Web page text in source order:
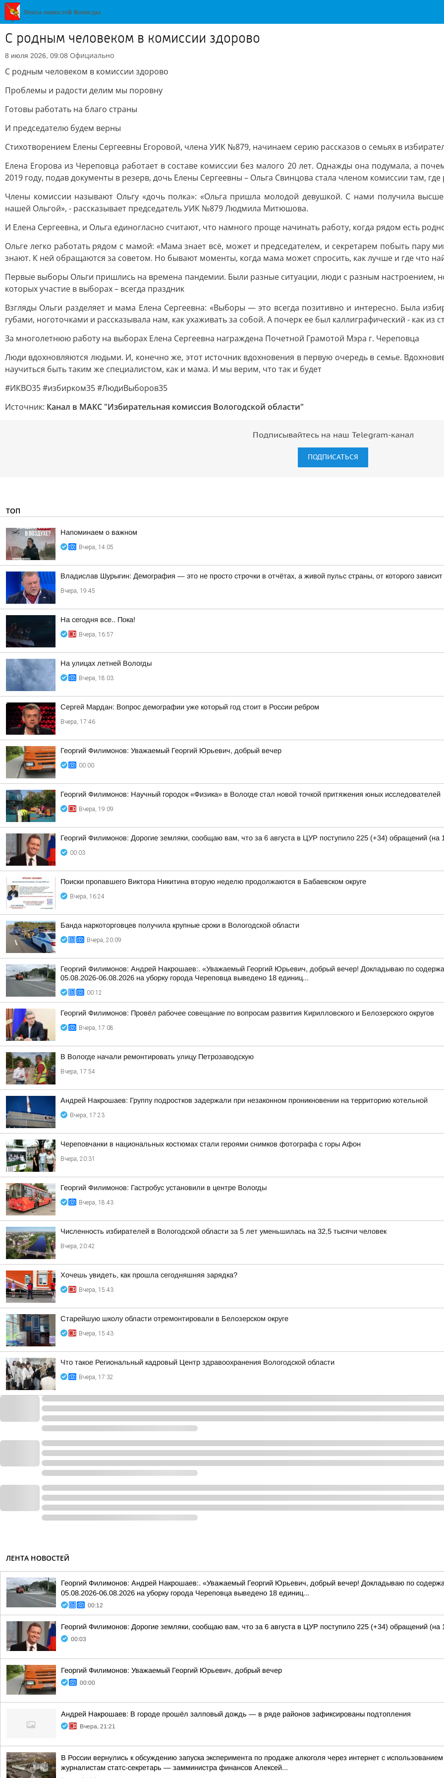
С родным человеком в комиссии здорово
8 июля 2026, 09:08 Официально
С родным человеком в комиссии здорово
Проблемы и радости делим мы поровну
Готовы работать на благо страны
И председателю будем верны
Стихотворением Елены Сергеевны Егоровой, члена УИК №879, начинаем серию рассказов о семьях в
Елена Егорова из Череповца работает в составе комиссии без малого 20 лет. Однажды она подумала, а
2019 году, подав документы в резерв, дочь Елены Сергеевны – Ольга Свинцова стала членом комиссии там,
Члены комиссии называют Ольгу «дочь полка»: «Ольга пришла молодой девушкой. С нами получила
нашей Ольгой», - рассказывает председатель УИК №879 Людмила Митюшова.
И Елена Сергеевна, и Ольга единогласно считают, что намного проще начинать работу, когда рядом есть
Ольге легко работать рядом с мамой: «Мама знает всё, может и председателем, и секретарем побыть пару
знают. К ней обращаются за советом. Но бывают моменты, когда мама может спросить, как лучше и где что
Первые выборы Ольги пришлись на времена пандемии. Были разные ситуации, люди с разным настроением,
которых участие в выборах – всегда праздник
Взгляды Ольги разделяет и мама Елена Сергеевна: «Выборы — это всегда позитивно и интересно. Была
губами, ноготочками и рассказывала нам, как ухаживать за собой. А почерк ее был каллиграфический - как из
За многолетнюю работу на выборах Елена Сергеевна награждена Почетной Грамотой Мэра г. Череповца
Люди вдохновляются людьми. И, конечно же, этот источник вдохновения в первую очередь в семье.
научиться быть таким же специалистом, как и мама. И мы верим, что так и будет
#ИКВО35 #избирком35 #ЛюдиВыборов35
Источник: Канал в МАКС "Избирательная комиссия Вологодской области"
Подписывайтесь на наш Telegram-канал
ПОДПИСАТЬСЯ
ТОП
Напоминаем о важном
Вчера, 14:05
Владислав Шурыгин: Демография — это не просто строчки в отчётах, а живой пульс страны, от которого
Вчера, 19:45
На сегодня все.. Пока!
Вчера, 16:57
На улицах летней Вологды
Вчера, 18:03
Сергей Мардан: Вопрос демографии уже который год стоит в России ребром
Вчера, 17:46
Георгий Филимонов: Уважаемый Георгий Юрьевич, добрый вечер
00:00
Георгий Филимонов: Научный городок «Физика» в Вологде стал новой точкой притяжения юных исследователей
Вчера, 19:09
Георгий Филимонов: Дорогие земляки, сообщаю вам, что за 6 августа в ЦУР поступило 225 (+34) обращений (на
00:03
Поиски пропавшего Виктора Никитина вторую неделю продолжаются в Бабаевском округе
Вчера, 16:24
Банда наркоторговцев получила крупные сроки в Вологодской области
Вчера, 20:09
Георгий Филимонов: Андрей Накрошаев:. «Уважаемый Георгий Юрьевич, добрый вечер! Докладываю по
05.08.2026-06.08.2026 на уборку города Череповца выведено 18 единиц...
00:12
Георгий Филимонов: Провёл рабочее совещание по вопросам развития Кирилловского и Белозерского округов
Вчера, 17:08
В Вологде начали ремонтировать улицу Петрозаводскую
Вчера, 17:54
Андрей Накрошаев: Группу подростков задержали при незаконном проникновении на территорию котельной
Вчера, 17:23
Череповчанки в национальных костюмах стали героями снимков фотографа с горы Афон
Вчера, 20:31
Георгий Филимонов: Гастробус установили в центре Вологды
Вчера, 18:43
Численность избирателей в Вологодской области за 5 лет уменьшилась на 32,5 тысячи человек
Вчера, 20:42
Хочешь увидеть, как прошла сегодняшняя зарядка?
Вчера, 15:43
Старейшую школу области отремонтировали в Белозерском округе
Вчера, 15:43
Что такое Региональный кадровый Центр здравоохранения Вологодской области
Вчера, 17:32
ЛЕНТА НОВОСТЕЙ
Георгий Филимонов: Андрей Накрошаев:. «Уважаемый Георгий Юрьевич, добрый вечер! Докладываю по
05.08.2026-06.08.2026 на уборку города Череповца выведено 18 единиц...
00:12
Георгий Филимонов: Дорогие земляки, сообщаю вам, что за 6 августа в ЦУР поступило 225 (+34) обращений (на
00:03
Георгий Филимонов: Уважаемый Георгий Юрьевич, добрый вечер
00:00
Андрей Накрошаев: В городе прошёл залповый дождь — в ряде районов зафиксированы подтопления
Вчера, 21:21
В России вернулись к обсуждению запуска эксперимента по продаже алкоголя через интернет с
журналистам статс-секретарь — замминистра финансов Алексей...